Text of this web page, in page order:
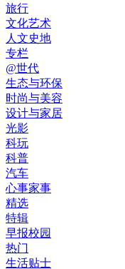
旅行
文化艺术
人文史地
专栏
@世代
生态与环保
时尚与美容
设计与家居
光影
科玩
科普
汽车
心事家事
精选
特辑
早报校园
热门
生活贴士